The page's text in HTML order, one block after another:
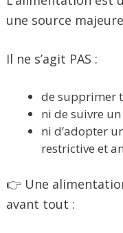
une source
Il ne s’agit PAS :
de supprimer
ni de suivre
ni d’adopter
restrictive et
👉 Une
avant tout :